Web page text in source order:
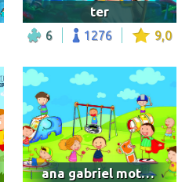
ter
6 1276 9,0
ana gabriel mota garcia